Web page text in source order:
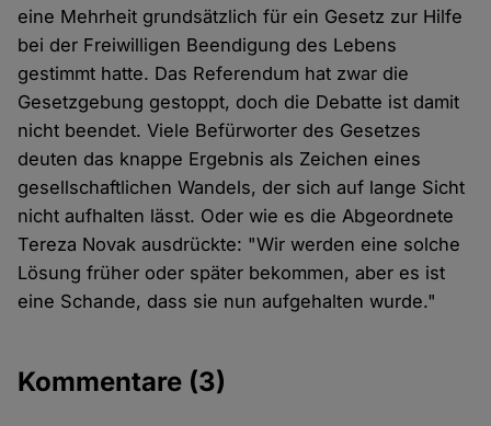
eine Mehrheit grundsätzlich für ein Gesetz zur Hilfe
bei der Freiwilligen Beendigung des Lebens
gestimmt hatte. Das Referendum hat zwar die
Gesetzgebung gestoppt, doch die Debatte ist damit
nicht beendet. Viele Befürworter des Gesetzes
deuten das knappe Ergebnis als Zeichen eines
gesellschaftlichen Wandels, der sich auf lange Sicht
nicht aufhalten lässt. Oder wie es die Abgeordnete
Tereza Novak ausdrückte: "Wir werden eine solche
Lösung früher oder später bekommen, aber es ist
eine Schande, dass sie nun aufgehalten wurde."
Kommentare (3)